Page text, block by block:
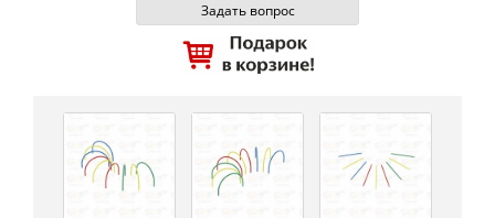
Задать вопрос